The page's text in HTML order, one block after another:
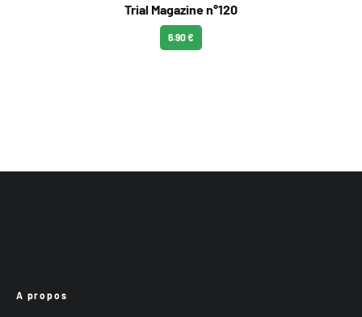
Trial Magazine n°120
6.90 €
A propos